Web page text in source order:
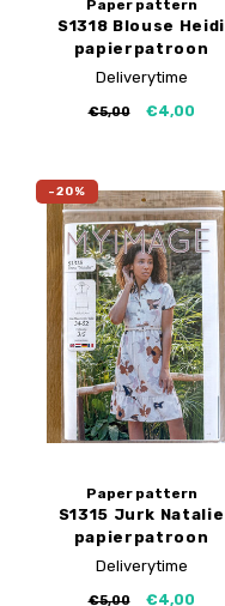
Paper pattern
S1318 Blouse Heidi
papierpatroon
Deliverytime
€5,00 €4,00
-20%
Paper pattern
S1315 Jurk Natalie
papierpatroon
Deliverytime
€5,00 €4,00